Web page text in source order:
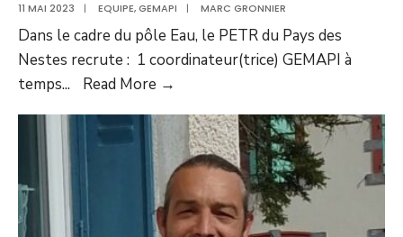
11 MAI 2023 | EQUIPE,GEMAPI | MARC GRONNIER
Dans le cadre du pôle Eau, le PETR du Pays des
Nestes recrute : 1 coordinateur(trice) GEMAPI à
temps... Read More →